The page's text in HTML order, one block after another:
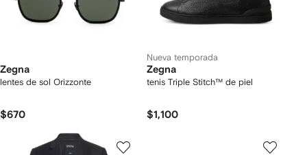
Zegna
lentes de sol Orizzonte
$670
Nueva temporada
Zegna
tenis Triple Stitch™ de piel
$1,100